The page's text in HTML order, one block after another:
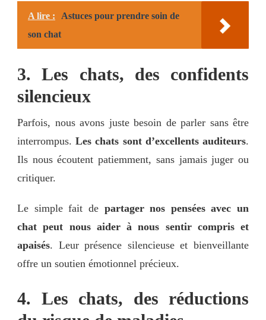
A lire :
Astuces pour prendre soin de
son chat
3. Les chats, des confidents
silencieux
Parfois, nous avons juste besoin de parler sans être
interrompus.Les chats sont d’excellents auditeurs.
Ils nous écoutent patiemment, sans jamais juger ou
critiquer.
Le simple fait de partager nos pensées avec un
chat peut nous aider à nous sentir compris et
apaisés. Leur présence silencieuse et bienveillante
offre un soutien émotionnel précieux.
4. Les chats, des réductions